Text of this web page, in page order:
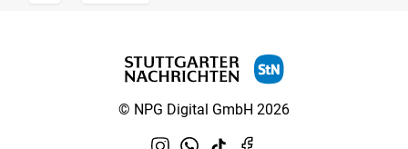
© NPG Digital GmbH 2026